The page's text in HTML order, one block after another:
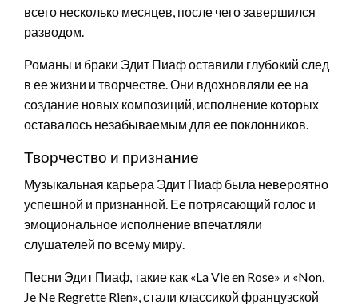
всего несколько месяцев, после чего завершился
разводом.
Романы и браки Эдит Пиаф оставили глубокий след
в ее жизни и творчестве. Они вдохновляли ее на
создание новых композиций, исполнение которых
оставалось незабываемым для ее поклонников.
Творчество и признание
Музыкальная карьера Эдит Пиаф была невероятно
успешной и признанной. Ее потрясающий голос и
эмоциональное исполнение впечатляли
слушателей по всему миру.
Песни Эдит Пиаф, такие как «La Vie en Rose» и «Non,
Je Ne Regrette Rien», стали классикой французской